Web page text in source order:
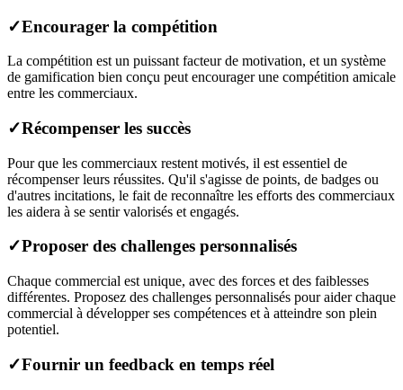
✓Encourager la compétition
La compétition est un puissant facteur de motivation, et un système
de gamification bien conçu peut encourager une compétition amicale
entre les commerciaux.
✓Récompenser les succès
Pour que les commerciaux restent motivés, il est essentiel de
récompenser leurs réussites. Qu'il s'agisse de points, de badges ou
d'autres incitations, le fait de reconnaître les efforts des commerciaux
les aidera à se sentir valorisés et engagés.
✓Proposer des challenges personnalisés
Chaque commercial est unique, avec des forces et des faiblesses
différentes. Proposez des challenges personnalisés pour aider chaque
commercial à développer ses compétences et à atteindre son plein
potentiel.
✓Fournir un feedback en temps réel